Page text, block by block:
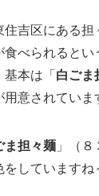
吉区にある担
べられると
本は「 白ごま
用意されていま
ま担々麺 」（８
していますね